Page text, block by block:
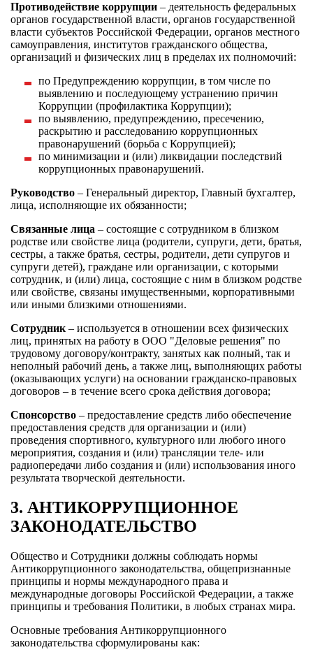
Противодействие коррупции – деятельность федеральных
органов государственной власти, органов государственной
власти субъектов Российской Федерации, органов местного
самоуправления, институтов гражданского общества,
организаций и физических лиц в пределах их полномочий:
по Предупреждению коррупции, в том числе по
выявлению и последующему устранению причин
Коррупции (профилактика Коррупции);
по выявлению, предупреждению, пресечению,
раскрытию и расследованию коррупционных
правонарушений (борьба с Коррупцией);
по минимизации и (или) ликвидации последствий
коррупционных правонарушений.
Руководство – Генеральный директор, Главный бухгалтер,
лица, исполняющие их обязанности;
Связанные лица – состоящие с сотрудником в близком
родстве или свойстве лица (родители, супруги, дети, братья,
сестры, а также братья, сестры, родители, дети супругов и
супруги детей), граждане или организации, с которыми
сотрудник, и (или) лица, состоящие с ним в близком родстве
или свойстве, связаны имущественными, корпоративными
или иными близкими отношениями.
Сотрудник – используется в отношении всех физических
лиц, принятых на работу в ООО "Деловые решения" по
трудовому договору/контракту, занятых как полный, так и
неполный рабочий день, а также лиц, выполняющих работы
(оказывающих услуги) на основании гражданско-правовых
договоров – в течение всего срока действия договора;
Спонсорство – предоставление средств либо обеспечение
предоставления средств для организации и (или)
проведения спортивного, культурного или любого иного
мероприятия, создания и (или) трансляции теле- или
радиопередачи либо создания и (или) использования иного
результата творческой деятельности.
3. АНТИКОРРУПЦИОННОЕ
ЗАКОНОДАТЕЛЬСТВО
Общество и Сотрудники должны соблюдать нормы
Антикоррупционного законодательства, общепризнанные
принципы и нормы международного права и
международные договоры Российской Федерации, а также
принципы и требования Политики, в любых странах мира.
Основные требования Антикоррупционного
законодательства сформулированы как: